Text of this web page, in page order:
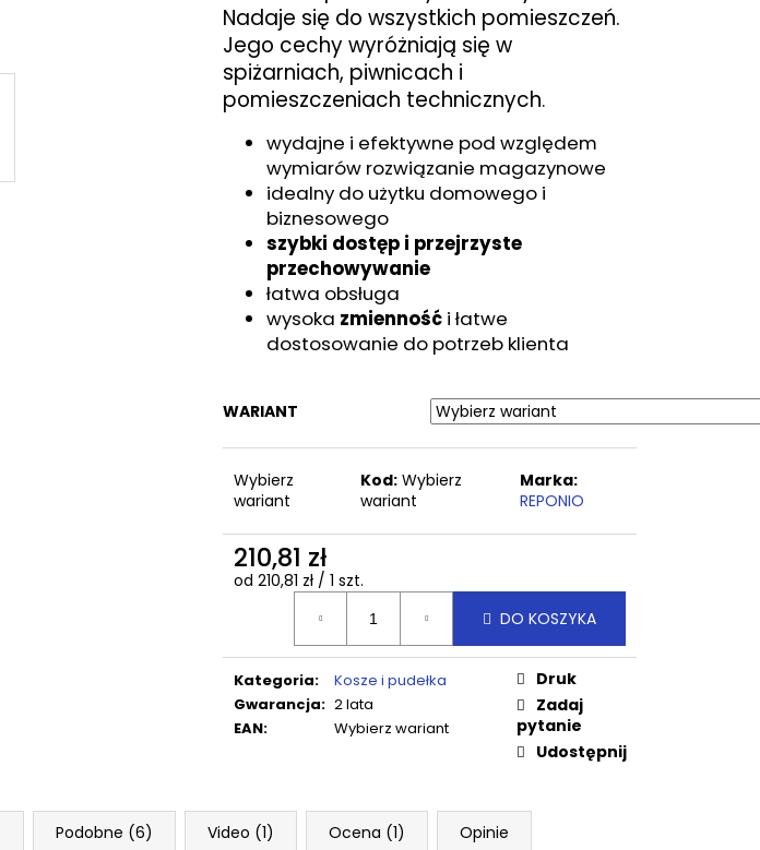
Nadaje się do wszystkich pomieszczeń.
Jego cechy wyróżniają się w
spiżarniach, piwnicach i
pomieszczeniach technicznych.
wydajne i efektywne pod względem
wymiarów rozwiązanie magazynowe
idealny do użytku domowego i
biznesowego
szybki dostęp i przejrzyste
przechowywanie
łatwa obsługa
wysoka zmienność i łatwe
dostosowanie do potrzeb klienta
WARIANT
Wybierz
wariant
Kod: Wybierz
wariant
Marka:
REPONIO
210,81 zł
Cena
od 210,81 zł / 1 szt.
DO KOSZYKA
Kategoria:
Kosze i pudełka
Gwarancja: 2 lata
EAN: Wybierz wariant
Druk
Zadaj
pytanie
Udostępnij
Podobne (6) Video (1) Ocena (1) Opinie
HAK SIMPLO 5 CM